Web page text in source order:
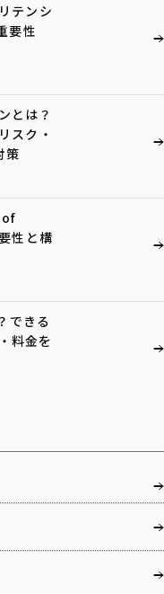
テンシ
要性
とは？
スク・
策
性と構
できる
料金を